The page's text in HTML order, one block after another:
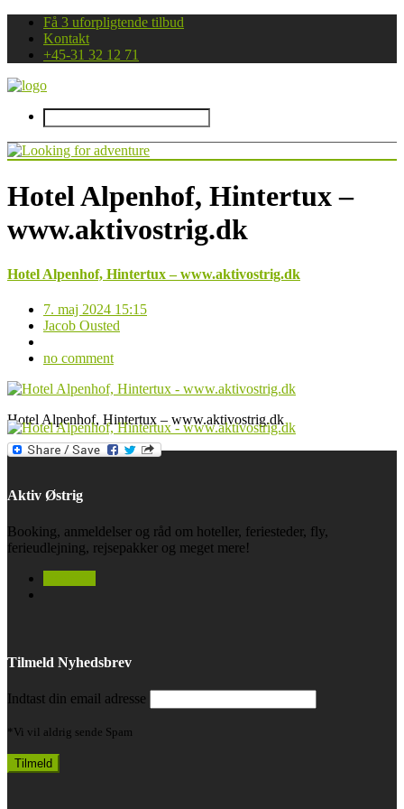
Få 3 uforpligtende tilbud
Kontakt
+45-31 32 12 71
Hotel Alpenhof, Hintertux –
www.aktivostrig.dk
Hotel Alpenhof, Hintertux – www.aktivostrig.dk
7. maj 2024 15:15
Jacob Ousted
no comment
Hotel Alpenhof, Hintertux – www.aktivostrig.dk
Aktiv Østrig
Booking, anmeldelser og råd om hoteller, feriesteder, fly,
ferieudlejning, rejsepakker og meget mere!
Tilmeld Nyhedsbrev
Indtast din email adresse
*Vi vil aldrig sende Spam